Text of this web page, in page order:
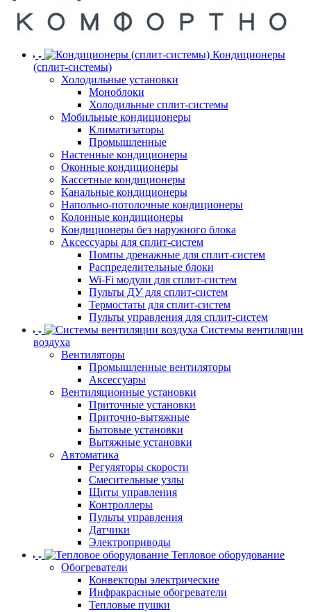
Кондиционеры
(сплит-системы)
Холодильные установки
Моноблоки
Холодильные сплит-системы
Мобильные кондиционеры
Климатизаторы
Промышленные
Настенные кондиционеры
Оконные кондиционеры
Кассетные кондиционеры
Канальные кондиционеры
Напольно-потолочные кондиционеры
Колонные кондиционеры
Кондиционеры без наружного блока
Аксессуары для сплит-систем
Помпы дренажные для сплит-систем
Распределительные блоки
Wi-Fi модули для сплит-систем
Пульты ДУ для сплит-систем
Термостаты для сплит-систем
Пульты управления для сплит-систем
Системы вентиляции
воздуха
Вентиляторы
Промышленные вентиляторы
Аксессуары
Вентиляционные установки
Приточные установки
Приточно-вытяжные
Бытовые установки
Вытяжные установки
Автоматика
Регуляторы скорости
Смесительные узлы
Щиты управления
Контроллеры
Пульты управления
Датчики
Электроприводы
Тепловое оборудование
Обогреватели
Конвекторы электрические
Инфракрасные обогреватели
Тепловые пушки